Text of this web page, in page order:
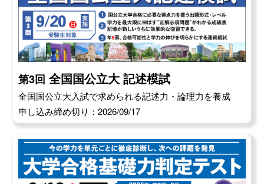
第3回 全国国公立大 記述模試
全国国公立大入試で求められる記述力・論理力を養成
申し込み締め切り：2026/09/17